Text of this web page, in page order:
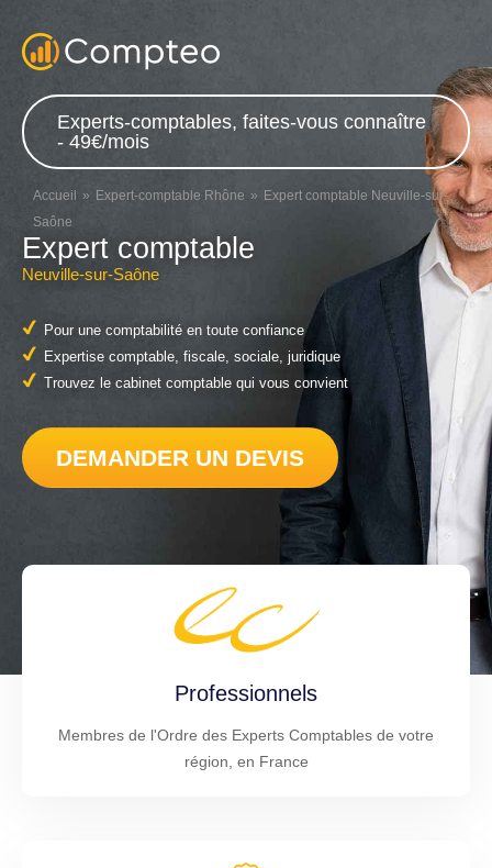
Experts-comptables, faites-vous connaître
- 49€/mois
Accueil Expert-comptable Rhône
Expert comptable Neuville-sur-
Saône
Expert comptable
Neuville-sur-Saône
Pour une comptabilité en toute confiance
Expertise comptable, fiscale, sociale, juridique
Trouvez le cabinet comptable qui vous convient
DEMANDER UN DEVIS
Professionnels
Membres de l'Ordre des Experts Comptables de votre
région, en France